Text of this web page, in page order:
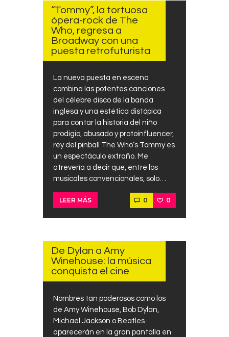
2024
“Tommy”, la tortuosa
ópera-rock de The
Who, regresa a
Broadway con una
puesta retrofuturista
La nueva puesta en escena
combina las potentes canciones
del célebre disco de la banda
inglesa y una estética distópica
para contar la historia del niño
prodigio, abusado y protoinfluencer,
rey del pinball The Who’s Tommy es
un espectáculo extraño. Me
atrevería a decir que, entre los
musicales convencionales, solo…
LEER MÁS 0 0
2024
De Dylan a Amy
Winehouse: la música
conquista el cine
Nombres tan poderosos como los
de Amy Winehouse, Bob Dylan,
Michael Jackson o Beatles
aparecerán en la gran pantalla en